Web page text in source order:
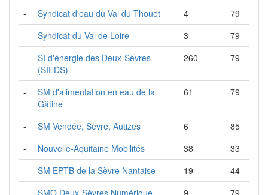
- Syndicat d'eau du Val du Thouet 4
79
-
Syndicat du Val de Loire 3
79
-
SI d'énergie des Deux-Sèvres
(SIEDS)
260 79
-
SM d'alimentation en eau de la
Gâtine
61 79
- SM Vendée, Sèvre, Autizes 6
85
-
Nouvelle-Aquitaine Mobilités 38
33
-
SM EPTB de la Sèvre Nantaise 19
44
-
SMO Deux-Sèvres Numérique 9
79